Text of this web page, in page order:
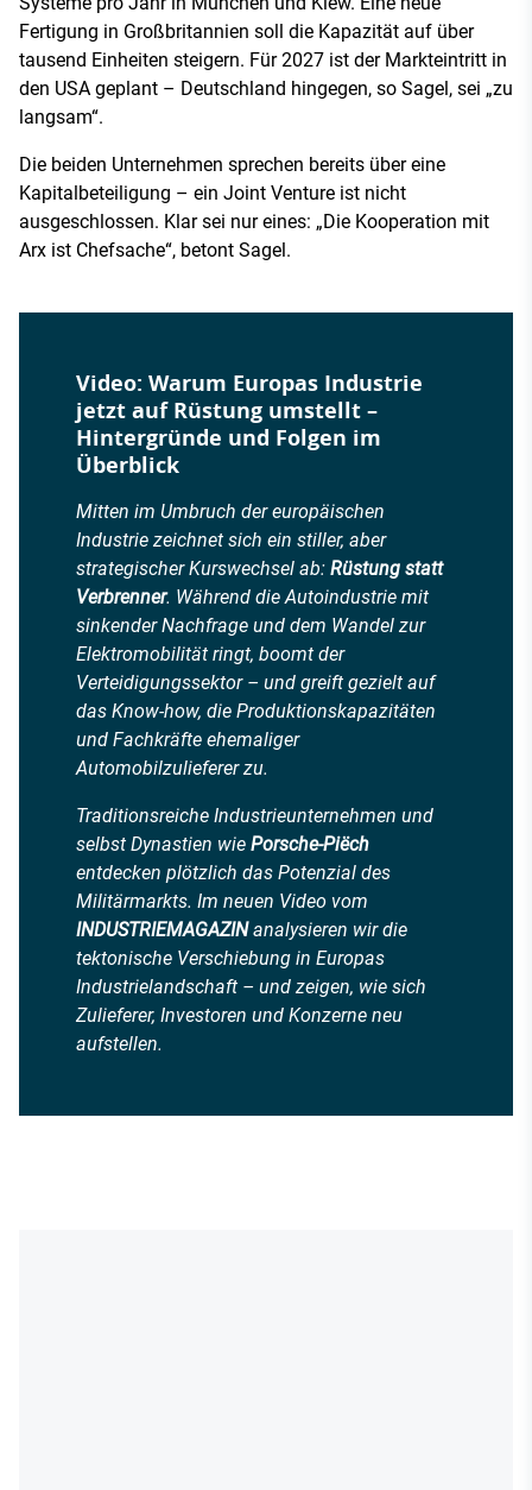
Fertigung in Großbritannien soll die Kapazität auf über
tausend Einheiten steigern. Für 2027 ist der Markteintritt in
den USA geplant – Deutschland hingegen, so Sagel, sei „zu
langsam“.
Die beiden Unternehmen sprechen bereits über eine
Kapitalbeteiligung – ein Joint Venture ist nicht
ausgeschlossen. Klar sei nur eines: „Die Kooperation mit
Arx ist Chefsache“, betont Sagel.
Video: Warum Europas Industrie
jetzt auf Rüstung umstellt –
Hintergründe und Folgen im
Überblick
Mitten im Umbruch der europäischen
Industrie zeichnet sich ein stiller, aber
strategischer Kurswechsel ab: Rüstung statt
Verbrenner. Während die Autoindustrie mit
sinkender Nachfrage und dem Wandel zur
Elektromobilität ringt, boomt der
Verteidigungssektor – und greift gezielt auf
das Know-how, die Produktionskapazitäten
und Fachkräfte ehemaliger
Automobilzulieferer zu.
Traditionsreiche Industrieunternehmen und
selbst Dynastien wie Porsche-Piëch
entdecken plötzlich das Potenzial des
Militärmarkts. Im neuen Video vom
INDUSTRIEMAGAZINanalysieren wir die
tektonische Verschiebung in Europas
Industrielandschaft – und zeigen, wie sich
Zulieferer, Investoren und Konzerne neu
aufstellen.